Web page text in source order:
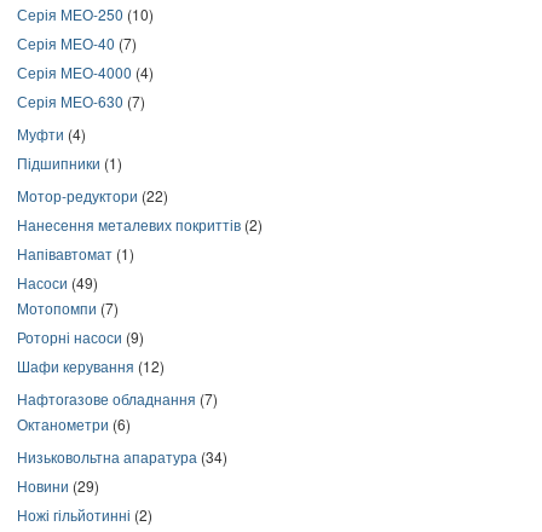
Серія МЕО-250 (10)
Серія МЕО-40 (7)
Серія МЕО-4000 (4)
Серія МЕО-630 (7)
Муфти (4)
Підшипники (1)
Мотор-редуктори (22)
Нанесення металевих покриттів (2)
Напівавтомат (1)
Насоси (49)
Мотопомпи (7)
Роторні насоси (9)
Шафи керування (12)
Нафтогазове обладнання (7)
Октанометри (6)
Низьковольтна апаратура (34)
Новини (29)
Ножі гільйотинні (2)